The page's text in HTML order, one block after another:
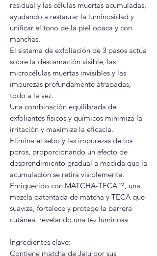
residual y las células muertas acumuladas,
ayudando a restaurar la luminosidad y
unificar el tono de la piel opaca y con
manchas.
El sistema de exfoliación de 3 pasos actúa
sobre la descamación visible, las
microcélulas muertas invisibles y las
impurezas profundamente atrapadas,
todo a la vez.
Una combinación equilibrada de
exfoliantes físicos y químicos minimiza la
irritación y maximiza la eficacia.
Elimina el sebo y las impurezas de los
poros, proporcionando un efecto de
desprendimiento gradual a medida que la
acumulación se retira visiblemente.
Enriquecido con MATCHA-TECA™, una
mezcla patentada de matcha y TECA que
suaviza, fortalece y protege la barrera
cutánea, revelando una tez luminosa
Ingredientes clave:
Contiene matcha de Jeju por sus